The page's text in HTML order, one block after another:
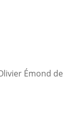
Émond de